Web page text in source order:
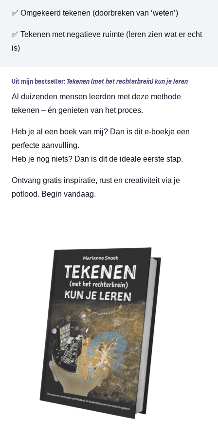
✅ Omgekeerd tekenen (doorbreken van ‘weten’)
✅ Tekenen met negatieve ruimte (leren zien wat er echt
is)
Uit mijn bestseller: Tekenen (met het rechterbrein) kun je leren
Al duizenden mensen leerden met deze methode
tekenen – én genieten van het proces.
Heb je al een boek van mij? Dan is dit e-boekje een
perfecte aanvulling.
Heb je nog niets? Dan is dit de ideale eerste stap.
Ontvang gratis inspiratie, rust en creativiteit via je
potlood. Begin vandaag.